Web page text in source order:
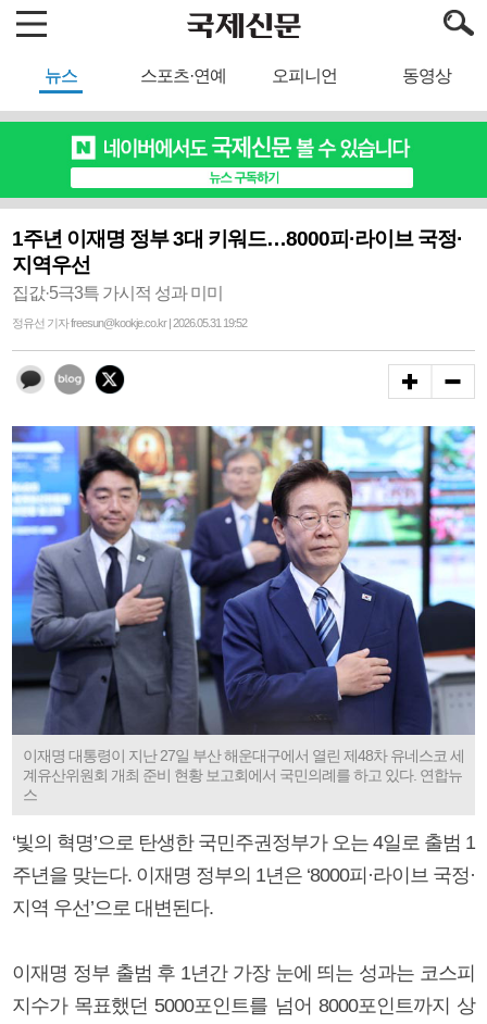
뉴스 스포츠·연예 오피니언 동영상
1주년 이재명 정부 3대 키워드…8000피·라이브 국정·
지역우선
집값·5극3특 가시적 성과 미미
정유선 기자 freesun@kookje.co.kr | 2026.05.31 19:52
이재명 대통령이 지난 27일 부산 해운대구에서 열린 제48차 유네스코 세
계유산위원회 개최 준비 현황 보고회에서 국민의례를 하고 있다. 연합뉴
스
‘빛의 혁명’으로 탄생한 국민주권정부가 오는 4일로 출범 1
주년을 맞는다. 이재명 정부의 1년은 ‘8000피·라이브 국정·
지역 우선’으로 대변된다.
이재명 정부 출범 후 1년간 가장 눈에 띄는 성과는 코스피
지수가 목표했던 5000포인트를 넘어 8000포인트까지 상